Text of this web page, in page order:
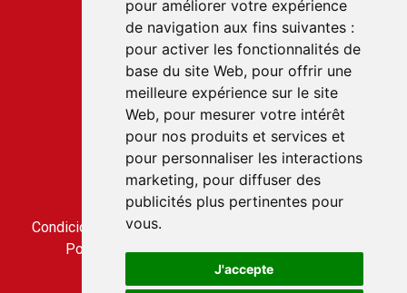
pour améliorer votre expérience
de navigation aux fins suivantes :
pour activer les fonctionnalités de
base du site Web, pour offrir une
meilleure expérience sur le site
Web, pour mesurer votre intérêt
pour nos produits et services et
pour personnaliser les interactions
marketing, pour diffuser des
publicités plus pertinentes pour
vous.
J'accepte
Service client
22 rue du Gabian
98000 MONACO
T.+377 97 70 22 22
Accès rapides
Póngase en contacto con nosotros
Condiciones generales de venta
Condiciones generales de utilización
Condiciones generales de venta del servicio CLICBUS
Política de privacidad del servicio CLICBUS